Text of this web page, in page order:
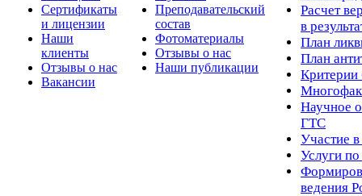
Сертификаты
и лицензии
Наши
клиенты
Отзывы о нас
Вакансии
Преподавательский
состав
Фотоматериалы
Отзывы о нас
Наши публикации
Расчет
в
План
План
Критерии
Научное
ГТС
Участие
Услуги
ведения